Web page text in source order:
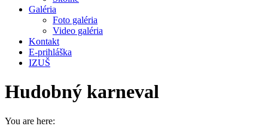
Galéria
Foto galéria
Video galéria
Kontakt
E-prihláška
IZUŠ
Hudobný karneval
You are here: